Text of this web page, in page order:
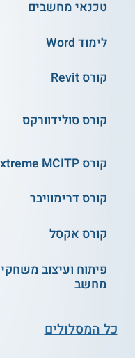
מחשבים וחומרת מחשבים
לתואר ראשון
שירות אישי חינם
ג'ון ברייס חיפה - טכנאי
טכנאי מחשבים
לימוד Word
קורס Revit
קורס סולידוורקס
קורס Extreme MCITP
קורס דרימוויבר
קורס אקסל
פיתוח ועיצוב משחקי
מחשב
כל המסלולים